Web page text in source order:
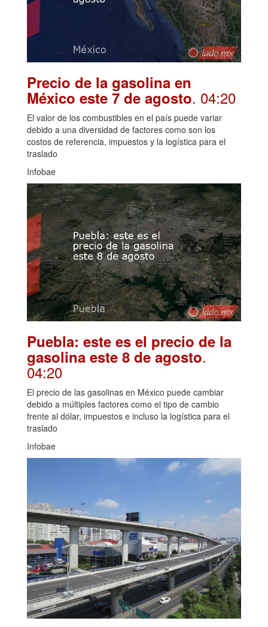
Precio de la gasolina en
México este 7 de agosto. 04:20
El valor de los combustibles en el país puede variar
debido a una diversidad de factores como son los
costos de referencia, impuestos y la logística para el
traslado
Infobae
Puebla: este es el precio de la
gasolina este 8 de agosto.
04:20
El precio de las gasolinas en México puede cambiar
debido a múltiples factores como el tipo de cambio
frente al dólar, impuestos e incluso la logística para el
traslado
Infobae